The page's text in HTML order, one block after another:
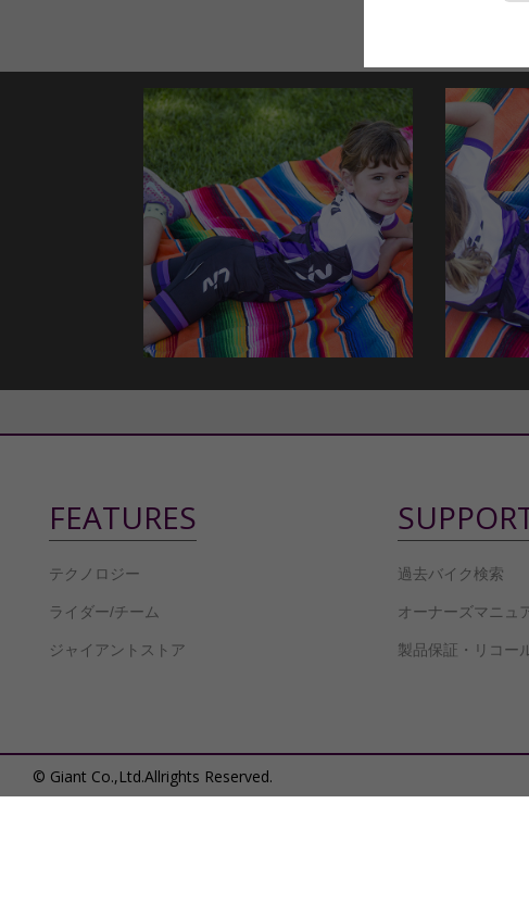
FEATURES
テクノロジー
ライダー/チーム
ジャイアントストア
過去バイク検索
オーナーズマニュ
製品保証・リコー
© Giant Co.,Ltd.Allrights Reserved.